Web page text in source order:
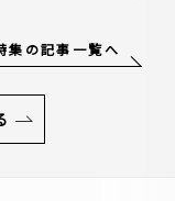
集の記事一覧へ